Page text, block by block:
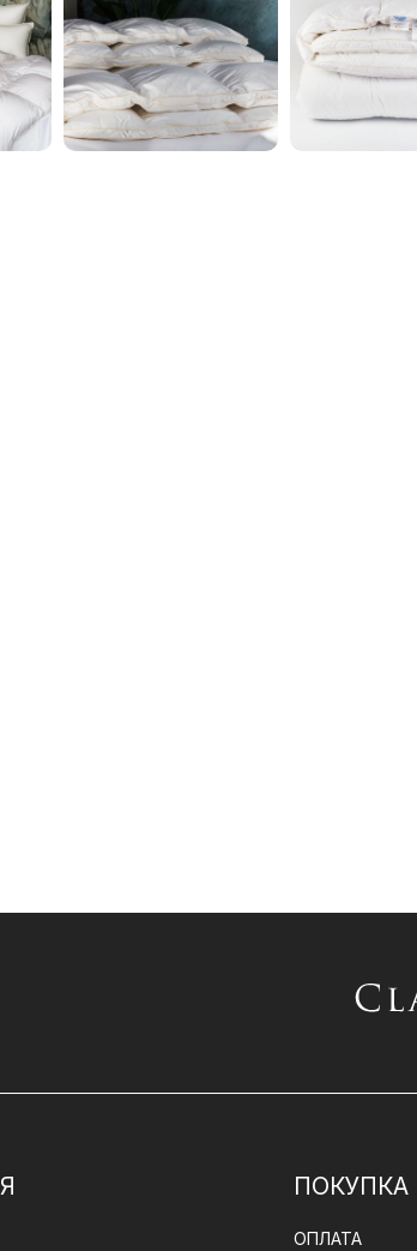
ПОКУПКА
ОПЛАТА